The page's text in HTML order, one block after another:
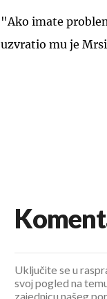
"Ako imate
uzvratio mu je
Uključite se u
svoj pogled na